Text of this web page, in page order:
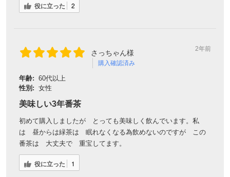
役に立った 2
さっちゃん様
購入確認済み
2年前
年齢: 60代以上
性別: 女性
美味しい3年番茶
初めて購入しましたが とっても美味しく飲んでいます。私
は 昼からは緑茶は 眠れなくなる為飲めないのですが この
番茶は 大丈夫で 重宝してます。
役に立った 1